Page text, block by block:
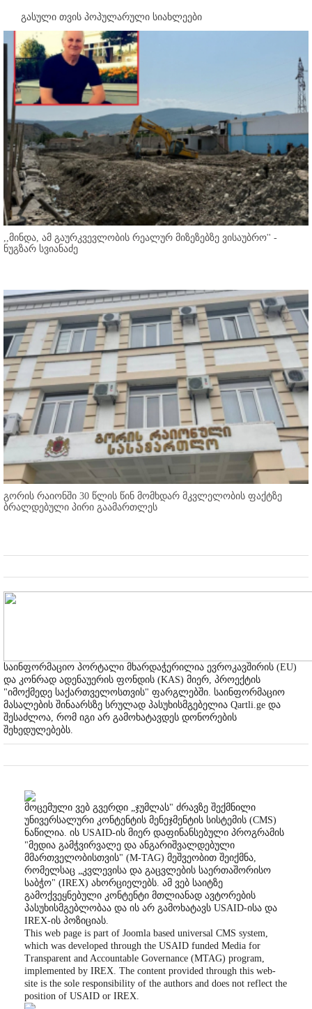
გასული თვის პოპულარული სიახლეები
,,მინდა, ამ გაურკვევლობის რეალურ მიზეზებზე ვისაუბრო'' -
ნუგზარ სვიანაძე
გორის რაიონში 30 წლის წინ მომხდარ მკვლელობის ფაქტზე
ბრალდებული პირი გაამართლეს
საინფორმაციო პორტალი მხარდაჭერილია ევროკავშირის (EU)
და კონრად ადენაუერის ფონდის (KAS) მიერ, პროექტის
"იმოქმედე საქართველოსთვის" ფარგლებში. საინფორმაციო
მასალების შინაარსზე სრულად პასუხისმგებელია Qartli.ge და
შესაძლოა, რომ იგი არ გამოხატავდეს დონორების
შეხედულებებს.
მოცემული ვებ გვერდი „ჯუმლას" ძრავზე შექმნილი
უნივერსალური კონტენტის მენეჯმენტის სისტემის (CMS)
ნაწილია. ის USAID-ის მიერ დაფინანსებული პროგრამის
"მედია გამჭვირვალე და ანგარიშვალდებული
მმართველობისთვის" (M-TAG) მეშვეობით შეიქმნა,
რომელსაც „კვლევისა და გაცვლების საერთაშორისო
საბჭო" (IREX) ახორციელებს. ამ ვებ საიტზე
გამოქვეყნებული კონტენტი მთლიანად ავტორების
პასუხისმგებლობაა და ის არ გამოხატავს USAID-ისა და
IREX-ის პოზიციას.
This web page is part of Joomla based universal CMS system,
which was developed through the USAID funded Media for
Transparent and Accountable Governance (MTAG) program,
implemented by IREX. The content provided through this web-
site is the sole responsibility of the authors and does not reflect the
position of USAID or IREX.